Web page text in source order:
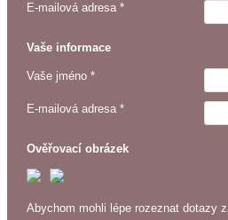
E-mailová adresa *
Vaše informace
Vaše jméno *
E-mailová adresa *
Ověřovací obrázek
Abychom mohli lépe rozeznat dotazy